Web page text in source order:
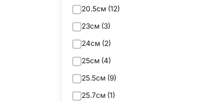
20.5см (12)
23см (3)
24см (2)
25см (4)
25.5см (9)
25.7см (1)